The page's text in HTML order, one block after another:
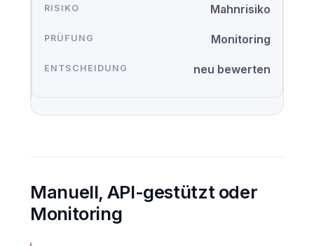
Mahnrisiko
Monitoring
neu bewerten
Manuell, API-gestützt oder
Monitoring